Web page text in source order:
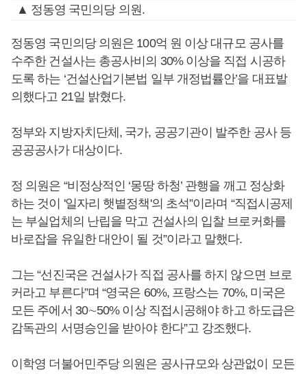
▲ 정동영 국민의당 의원.
정동영 국민의당 의원은 100억 원 이상 대규모 공사를
수주한 건설사는 총공사비의 30% 이상을 직접 시공하
도록 하는 ‘건설산업기본법 일부 개정법률안’을 대표발
의했다고 21일 밝혔다.
정부와 지방자치단체, 국가, 공공기관이 발주한 공사 등
공공공사가 대상이다.
정 의원은 “비정상적인 ‘몽땅 하청’ 관행을 깨고 정상화
하는 것이 '일자리 햇볕정책'의 초석”이라며 “직접시공제
는 부실업체의 난립을 막고 건설사의 입찰 브로커화를
바로잡을 유일한 대안이 될 것”이라고 말했다.
그는 “선진국은 건설사가 직접 공사를 하지 않으면 브로
커라고 부른다”며 “영국은 60%, 프랑스는 70%, 미국은
모든 주에서 30∼50% 이상 직접시공해야 하고 하도급은
감독관의 서명승인을 받아야 한다”고 강조했다.
이학영 더불어민주당 의원은 공사규모와 상관없이 모든